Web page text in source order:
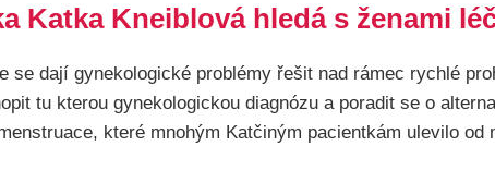
Katka Kneiblová hledá s ženami
dají gynekologické problémy řešit nad rámec rychlé
tu kterou gynekologickou diagnózu a poradit se o
které mnohým Katčiným pacientkám ulevilo od